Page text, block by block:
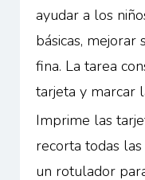
ayudar a los
básicas, mejorar
fina. La tarea
tarjeta y marcar
Imprime las
recorta todas
un rotulador